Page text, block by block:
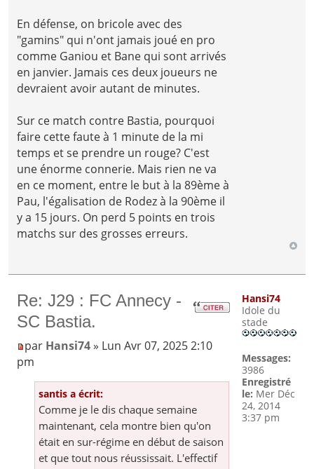
En défense, on bricole avec des
"gamins" qui n'ont jamais joué en pro
comme Ganiou et Bane qui sont arrivés
en janvier. Jamais ces deux joueurs ne
devraient avoir autant de minutes.
Sur ce match contre Bastia, pourquoi
faire cette faute à 1 minute de la mi
temps et se prendre un rouge? C'est
une énorme connerie. Mais rien ne va
en ce moment, entre le but à la 89ème à
Pau, l'égalisation de Rodez à la 90ème il
y a 15 jours. On perd 5 points en trois
matchs sur des grosses erreurs.
Re: J29 : FC Annecy -
SC Bastia.
par Hansi74» Lun Avr 07, 2025 2:10
pm
santis a écrit:
Comme je le dis chaque semaine
maintenant, cela montre bien qu'on
était en sur-régime en début de saison
et que tout nous réussissait. L'effectif
Hansi74
Idole du
stade
Messages:
3986
Enregistré
le: Mer Déc
24, 2014
3:37 pm